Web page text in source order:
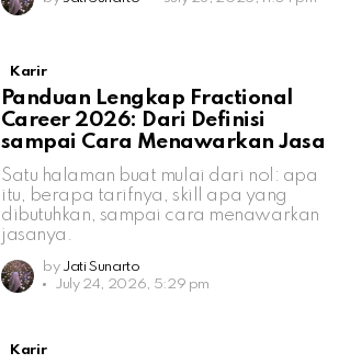
Karir
Panduan Lengkap Fractional
Career 2026: Dari Definisi
sampai Cara Menawarkan Jasa
Satu halaman buat mulai dari nol: apa
itu, berapa tarifnya, skill apa yang
dibutuhkan, sampai cara menawarkan
jasanya.
by Jati Sunarto
July 24, 2026, 5:29 pm
Karir